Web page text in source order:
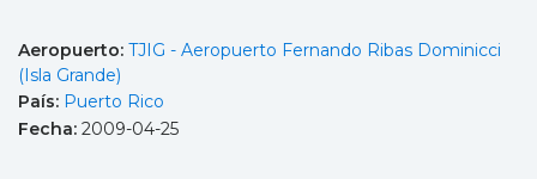
Aeropuerto: TJIG - Aeropuerto Fernando Ribas Dominicci
(Isla Grande)
País: Puerto Rico
Fecha: 2009-04-25